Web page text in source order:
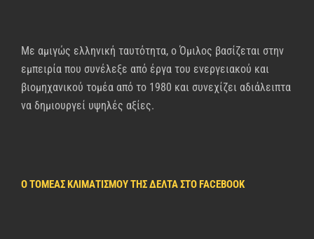
Με αμιγώς ελληνική ταυτότητα, ο Όμιλος βασίζεται στην
εμπειρία που συνέλεξε από έργα του ενεργειακού και
βιομηχανικού τομέα από το 1980 και συνεχίζει αδιάλειπτα
να δημιουργεί υψηλές αξίες.
Ο ΤΟΜΈΑΣ ΚΛΙΜΑΤΙΣΜΟΎ ΤΗΣ ΔΈΛΤΑ ΣΤΟ FACEBOOK